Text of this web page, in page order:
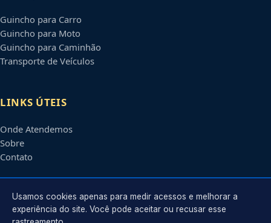
Guincho para Carro
Guincho para Moto
Guincho para Caminhão
Transporte de Veículos
LINKS ÚTEIS
Onde Atendemos
Sobre
Contato
CONTATO
Usamos cookies apenas para medir acessos e melhorar a
experiência do site. Você pode aceitar ou recusar esse